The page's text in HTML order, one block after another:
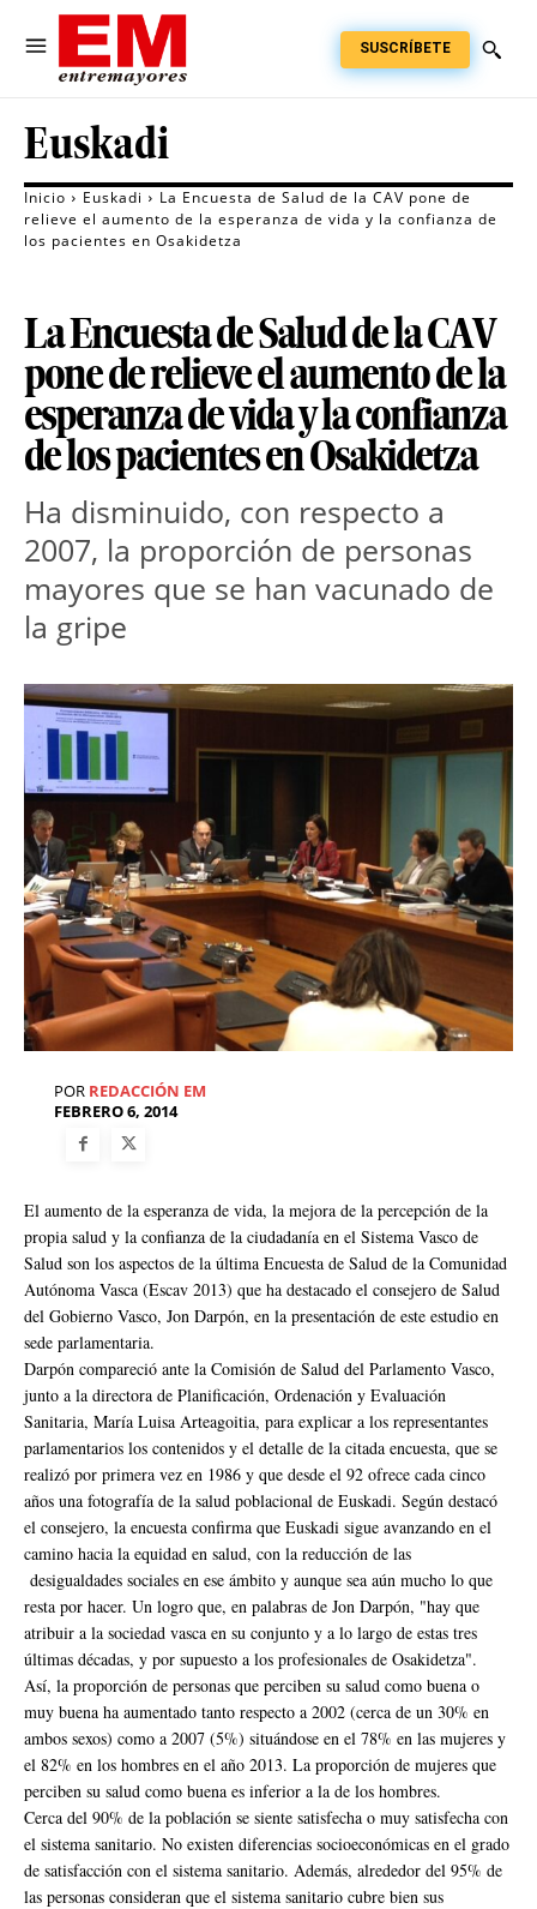
SUSCRÍBETE
Euskadi
Inicio Euskadi
La Encuesta de Salud de la CAV pone de
relieve el aumento de la esperanza de vida y la confianza de
los pacientes en Osakidetza
La Encuesta de Salud de la CAV
pone de relieve el aumento de la
esperanza de vida y la confianza
de los pacientes en Osakidetza
Ha disminuido, con respecto a
2007, la proporción de personas
mayores que se han vacunado de
la gripe
POR REDACCIÓN EM
FEBRERO 6, 2014
El aumento de la esperanza de vida, la mejora de la percepción de la
propia salud y la confianza de la ciudadanía en el Sistema Vasco de
Salud son los aspectos de la última Encuesta de Salud de la Comunidad
Autónoma Vasca (Escav 2013) que ha destacado el consejero de Salud
del Gobierno Vasco, Jon Darpón, en la presentación de este estudio en
sede parlamentaria.
Darpón compareció ante la Comisión de Salud del Parlamento Vasco,
junto a la directora de Planificación, Ordenación y Evaluación
Sanitaria, María Luisa Arteagoitia, para explicar a los representantes
parlamentarios los contenidos y el detalle de la citada encuesta, que se
realizó por primera vez en 1986 y que desde el 92 ofrece cada cinco
años una fotografía de la salud poblacional de Euskadi. Según destacó
el consejero, la encuesta confirma que Euskadi sigue avanzando en el
camino hacia la equidad en salud, con la reducción de las
desigualdades sociales en ese ámbito y aunque sea aún mucho lo que
resta por hacer. Un logro que, en palabras de Jon Darpón, "hay que
atribuir a la sociedad vasca en su conjunto y a lo largo de estas tres
últimas décadas, y por supuesto a los profesionales de Osakidetza".
Así, la proporción de personas que perciben su salud como buena o
muy buena ha aumentado tanto respecto a 2002 (cerca de un 30% en
ambos sexos) como a 2007 (5%) situándose en el 78% en las mujeres y
el 82% en los hombres en el año 2013. La proporción de mujeres que
perciben su salud como buena es inferior a la de los hombres.
Cerca del 90% de la población se siente satisfecha o muy satisfecha con
el sistema sanitario. No existen diferencias socioeconómicas en el grado
de satisfacción con el sistema sanitario. Además, alrededor del 95% de
las personas consideran que el sistema sanitario cubre bien sus